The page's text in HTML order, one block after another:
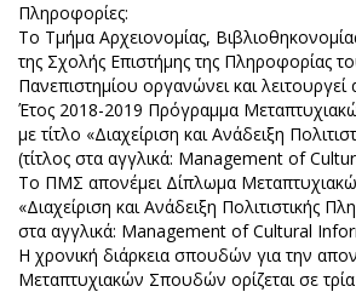
Πληροφορίες:
Το Τμήμα Αρχειονομίας,
της Σχολής Επιστήμης της Πληροφορίας
Πανεπιστημίου οργανώνει και
Έτος 2018-2019 Πρόγραμμα
με τίτλο «Διαχείριση και Ανάδειξη
(τίτλος στα αγγλικά: Management of
Το ΠΜΣ απονέμει Δίπλωμα
«Διαχείριση και Ανάδειξη Πολιτιστικής
στα αγγλικά: Management of Cultural
Η χρονική διάρκεια σπουδών για την
Μεταπτυχιακών Σπουδών ορίζεται σε